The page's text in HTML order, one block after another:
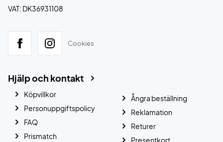
VAT: DK36931108
Cookies
Hjälp och kontakt
Köpvillkor
Personuppgiftspolicy
FAQ
Prismatch
Ångra beställning
Reklamation
Returer
Presentkort